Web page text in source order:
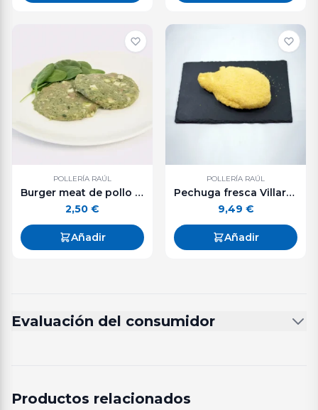
POLLERÍA RAÚL
Burger meat de pollo con calabacín y queso. 125 g. aprox.
2,50 €
Añadir
POLLERÍA RAÚL
Pechuga fresca Villaroy bandeja 500 g. aprox.
9,49 €
Añadir
Evaluación del consumidor
Productos relacionados